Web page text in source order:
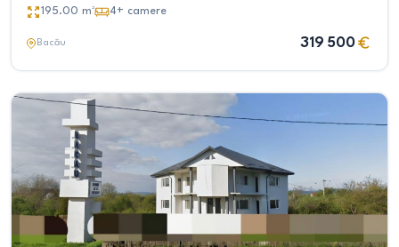
195.00 m² 4+ camere
Bacău 319 500